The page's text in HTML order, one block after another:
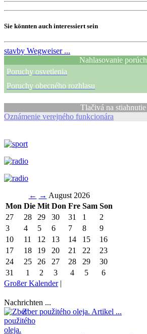
Sie könnten auch interessiert sein
stavby Wegweiser ...
Nahlasovanie porúch
Poruchy osvetlenia
Poruchy obecného rozhlasu
Tlačivá na stiahnutie
Oznámenie verejného funkcionára
← → August 2026
Mon Die Mit Don Fre Sam Son
27
28 29 30 31 1
2
3
4 5 6 7 8
9
10
11 12 13 14 15
16
17
18 19 20 21 22
23
24
25 26 27 28 29
30
31
1 2 3 4 5
6
Großer Kalender|
Nachrichten ...
Zber použitého oleja. Artikel ...